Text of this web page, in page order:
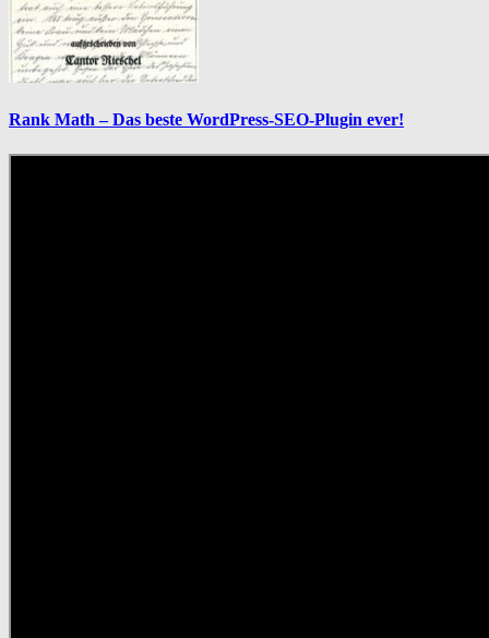
Rank Math – Das beste WordPress-SEO-Plugin ever!